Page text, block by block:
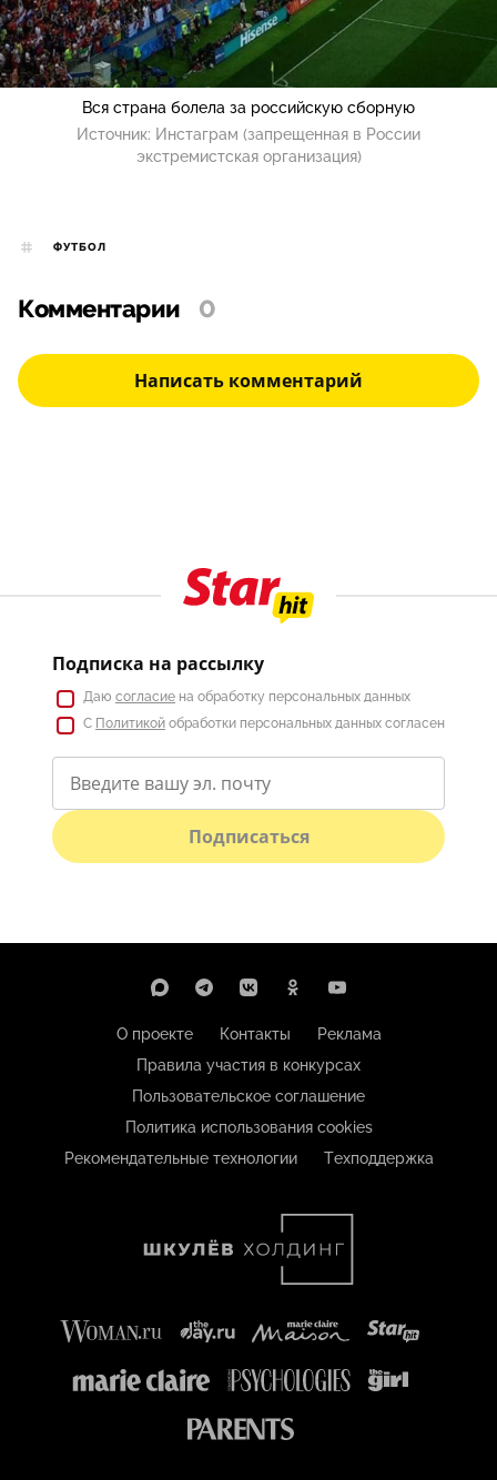
Вся страна болела за российскую сборную
Источник: Инстаграм (запрещенная в России
экстремистская организация)
ФУТБОЛ
Комментарии 0
Написать комментарий
Подписка на рассылку
Даю согласие на обработку персональных данных
С Политикой обработки персональных данных согласен
Подписаться
О проекте Контакты
Реклама
Правила участия в конкурсах
Пользовательское соглашение
Политика использования cookies
Рекомендательные технологии
Техподдержка